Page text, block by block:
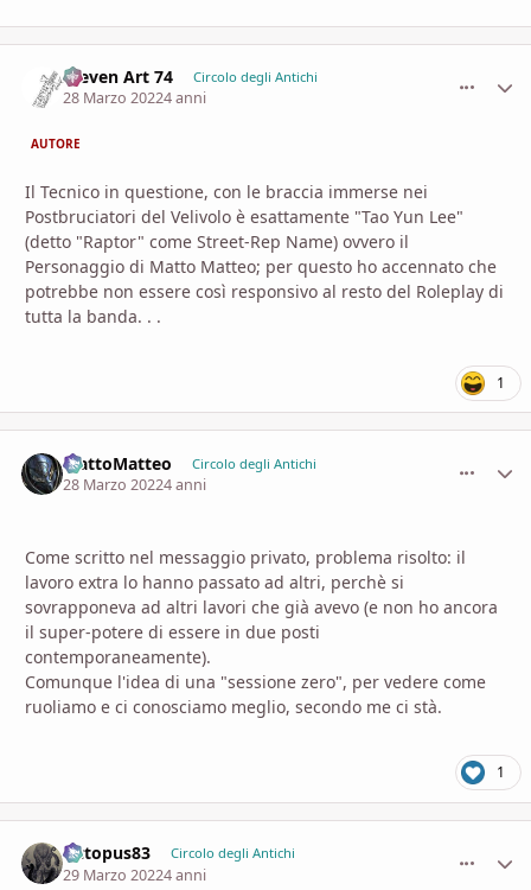
Steven Art 74 Circolo degli Antichi
28 Marzo 20224 anni
AUTORE
Il Tecnico in questione, con le braccia immerse nei
Postbruciatori del Velivolo è esattamente "Tao Yun Lee"
(detto "Raptor" come Street-Rep Name) ovvero il
Personaggio di Matto Matteo; per questo ho accennato che
potrebbe non essere così responsivo al resto del Roleplay di
tutta la banda. . .
1
MattoMatteo Circolo degli Antichi
28 Marzo 20224 anni
Come scritto nel messaggio privato, problema risolto: il
lavoro extra lo hanno passato ad altri, perchè si
sovrapponeva ad altri lavori che già avevo (e non ho ancora
il super-potere di essere in due posti
contemporaneamente).
Comunque l'idea di una "sessione zero", per vedere come
ruoliamo e ci conosciamo meglio, secondo me ci stà.
1
Octopus83 Circolo degli Antichi
29 Marzo 20224 anni